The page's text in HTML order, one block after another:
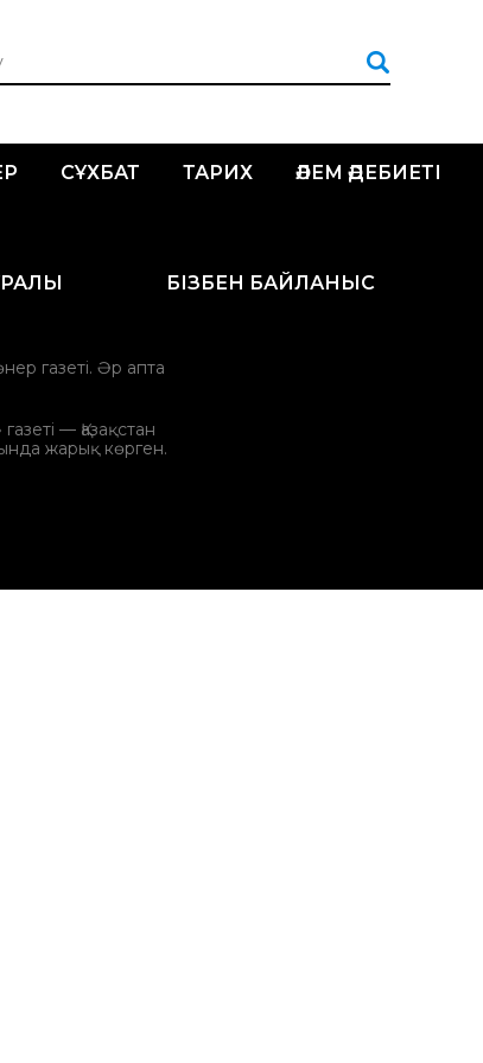
СҰХБАТ ТАРИХ ӘЛЕМ ӘДЕБИЕТІ
БІЗБЕН БАЙЛАНЫС
газеті. Әр апта
— Қазақстан
жарық көрген.